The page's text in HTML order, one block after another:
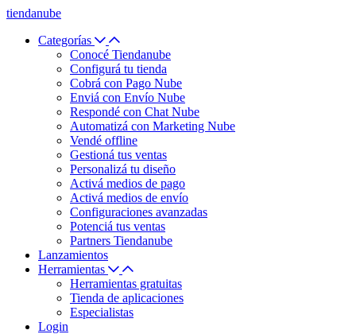
tiendanube
Categorías
Conocé Tiendanube
Configurá tu tienda
Cobrá con Pago Nube
Enviá con Envío Nube
Respondé con Chat Nube
Automatizá con Marketing Nube
Vendé offline
Gestioná tus ventas
Personalizá tu diseño
Activá medios de pago
Activá medios de envío
Configuraciones avanzadas
Potenciá tus ventas
Partners Tiendanube
Lanzamientos
Herramientas
Herramientas gratuitas
Tienda de aplicaciones
Especialistas
Login